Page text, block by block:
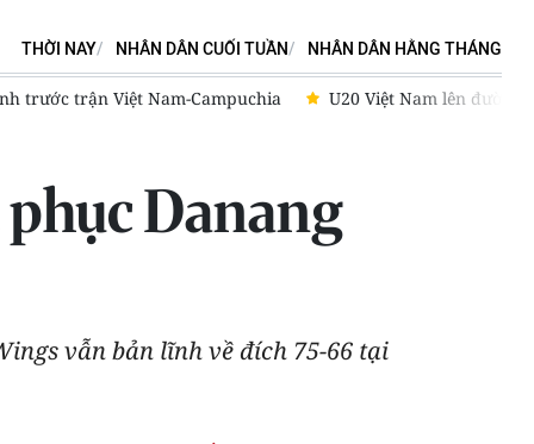
THỜI NAY NHÂN DÂN CUỐI TUẦN NHÂN DÂN HẰNG THÁNG
tại Nhật Bản, hoàn thiện lực lượng trước Vòng loại U20
Danang
vẫn bản lĩnh về đích 75-66 tại